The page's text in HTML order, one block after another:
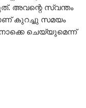
അവന്റെ സ്വന്തം
കുറച്ചു സമയം
ചെയ്യുമെന്ന്